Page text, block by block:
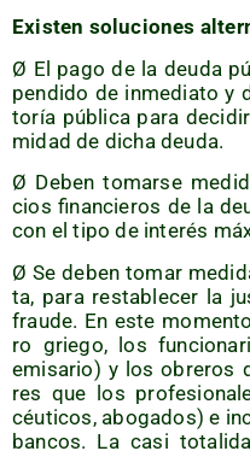
Exis­ten solu­cio­nes
Ø El pago de la deu­da
pen­di­do de inme­dia­to y
to­ría públi­ca para
mi­dad de dicha deuda.
Ø Deben tomar­se
cios finan­cie­ros de la
con el tipo de inte­rés
Ø Se deben tomar
ta, para res­ta­ble­cer la
frau­de. En este
ro grie­go, los
emi­sa­rio) y los obre­ros
res que los
céu­ti­cos, abo­ga­dos) e
ban­cos. La casi